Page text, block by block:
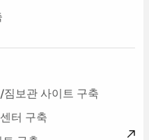
보관사이트구축
터구축